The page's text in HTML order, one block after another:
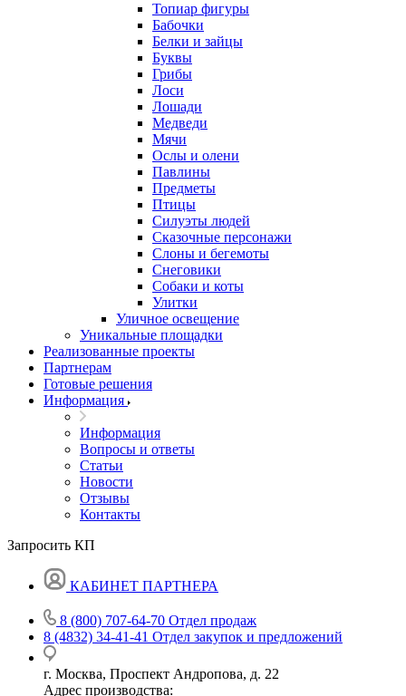
Топиар фигуры
Бабочки
Белки и зайцы
Буквы
Грибы
Лоси
Лошади
Медведи
Мячи
Ослы и олени
Павлины
Предметы
Птицы
Силуэты людей
Сказочные персонажи
Слоны и бегемоты
Снеговики
Собаки и коты
Улитки
Уличное освещение
Уникальные площадки
Реализованные проекты
Партнерам
Готовые решения
Информация
Информация
Вопросы и ответы
Статьи
Новости
Отзывы
Контакты
Запросить КП
КАБИНЕТ ПАРТНЕРА
8 (800) 707-64-70 Отдел продаж
8 (4832) 34-41-41 Отдел закупок и предложений
г. Москва, Проспект Андропова, д. 22
Адрес производства: